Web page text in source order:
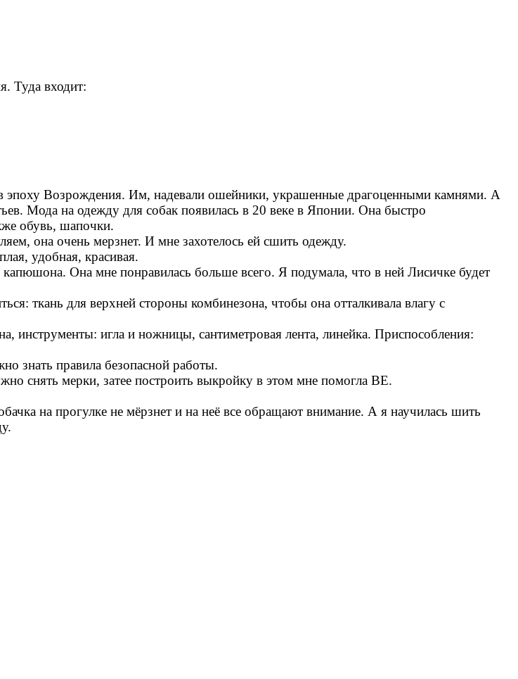
Туда входит:
эпоху Возрождения. Им, надевали ошейники, украшенные драгоценными камнями. А
Мода на одежду для собак появилась в 20 веке в Японии. Она быстро
обувь, шапочки.
она очень мерзнет. И мне захотелось ей сшить одежду.
удобная, красивая.
Она мне понравилась больше всего. Я подумала, что в ней Лисичке будет
ткань для верхней стороны комбинезона, чтобы она отталкивала влагу с
инструменты: игла и ножницы, сантиметровая лента, линейка. Приспособления:
знать правила безопасной работы.
снять мерки, затее построить выкройку в этом мне помогла ВЕ.
на прогулке не мёрзнет и на неё все обращают внимание. А я научилась шить